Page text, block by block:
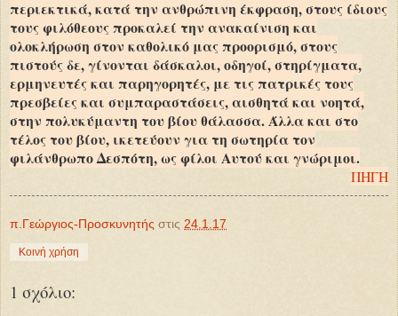
περιεκτικά, κατά την ανθρώπινη έκφραση, στους ίδιους
τους φιλόθεους προκαλεί την ανακαίνιση και
ολοκλήρωση στον καθολικό μας προορισμό, στους
πιστούς δε, γίνονται δάσκαλοι, οδηγοί, στηρίγματα,
ερμηνευτές και παρηγορητές, με τις πατρικές τους
πρεσβείες και συμπαραστάσεις, αισθητά και νοητά,
στην πολυκύμαντη του βίου θάλασσα. Άλλα και στο
τέλος του βίου, ικετεύουν για τη σωτηρία τον
φιλάνθρωπο Δεσπότη, ως φίλοι Αυτού και γνώριμοι.
ΠΗΓΗ
π.Γεώργιος-Προσκυνητής στις 24.1.17
Κοινή χρήση
1 σχόλιο: